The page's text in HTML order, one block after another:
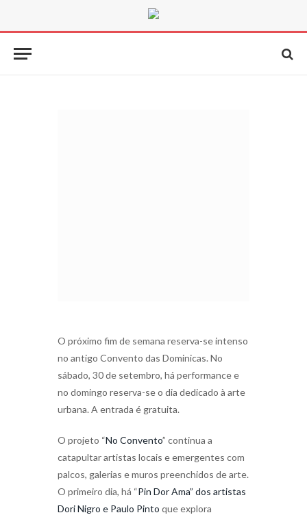
O próximo fim de semana reserva-se intenso
no antigo Convento das Dominicas. No
sábado, 30 de setembro, há performance e
no domingo reserva-se o dia dedicado à arte
urbana. A entrada é gratuita.
O projeto “No Convento” continua a
catapultar artistas locais e emergentes com
palcos, galerias e muros preenchidos de arte.
O primeiro dia, há “Pin Dor Ama” dos artistas
Dori Nigro e Paulo Pinto que explora